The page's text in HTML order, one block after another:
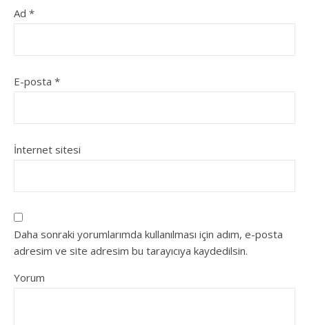
Ad *
E-posta *
İnternet sitesi
Daha sonraki yorumlarımda kullanılması için adım, e-posta
adresim ve site adresim bu tarayıcıya kaydedilsin.
Yorum